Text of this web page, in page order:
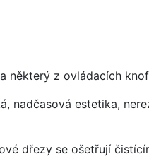
některý z ovládacích
nadčasová estetika,
dřezy se ošetřují